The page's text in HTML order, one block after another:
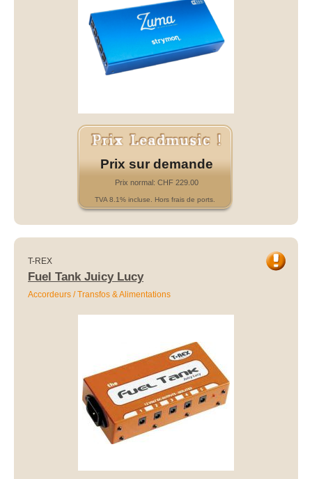
Prix sur demande
Prix normal: CHF 229.00
TVA 8.1% incluse. Hors frais de ports.
T-REX
Fuel Tank Juicy Lucy
Accordeurs / Transfos & Alimentations